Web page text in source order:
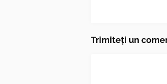
Trimiteți un